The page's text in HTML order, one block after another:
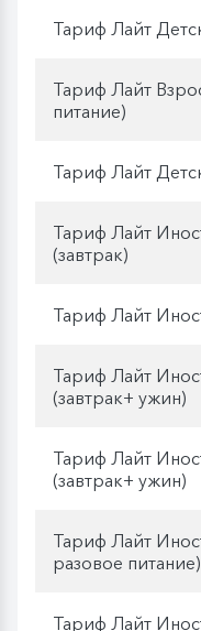
Тариф Лайт
Тариф Лайт
питание)
Тариф Лайт
Тариф Лайт
(завтрак)
Тариф Лайт
Тариф Лайт
(завтрак+ ужин)
Тариф Лайт
(завтрак+ ужин)
Тариф Лайт
разовое питание)
Тариф Лайт